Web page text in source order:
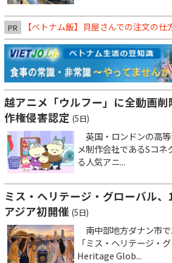
PR 【ベトナム飯】貝屋さんでの注文の仕
越アニメ「ウルフー」に全動画
作権侵害認定 (5日)
英国・ロンドンの高
メ制作会社であるSコ
る人気アニ...
ミス・ヘリテージ・グローバル
アジア初開催 (5日)
南中部地方ダナン市
「ミス・ヘリテージ・
Heritage Glob...